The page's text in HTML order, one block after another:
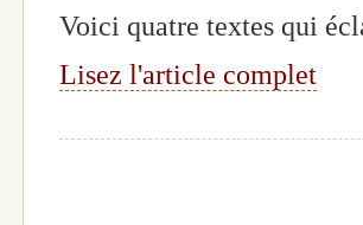
Voici quatre textes qui
Lisez l'article complet